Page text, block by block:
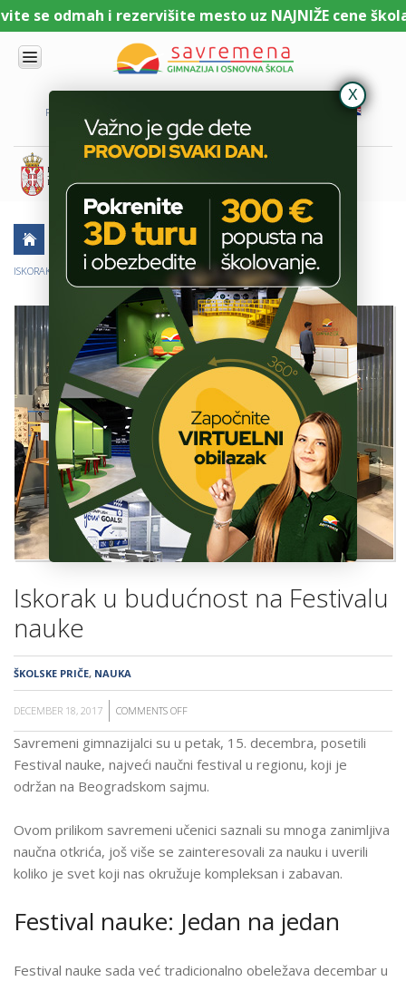
se odmah i rezervišite mesto uz NAJNIŽE cene
PORTAL ZA UČENIKE
NAMA
KOMBINOVANI
PROGRAM
NACIONALNI
PROGRAM
PROGRAM
SAVREMENO
OBRAZOVANJE
VESTI
ERASMUS+
OSNOVNA
ŠKOLA
AKTUELNO ŠKOLSKE PRIČE NAUKA
ISKORAK U BUDUĆNOST NA FESTIVALU NAUKE
Iskorak u budućnost na Festivalu
nauke
ŠKOLSKE PRIČE, NAUKA
DECEMBER 18, 2017 COMMENTS OFF
ISKORAK
Savremeni gimnazijalci su u petak, 15. decembra, posetili
Festival nauke, najveći naučni festival u regionu, koji je
održan na Beogradskom sajmu.
Ovom prilikom savremeni učenici saznali su mnoga zanimljiva
naučna otkrića, još više se zainteresovali za nauku i uverili
koliko je svet koji nas okružuje kompleksan i zabavan.
Festival nauke: Jedan na jedan
Festival nauke sada već tradicionalno obeležava decembar u